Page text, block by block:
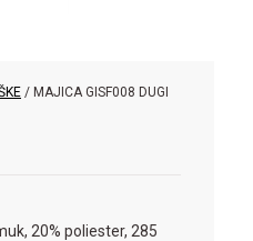
/ MAJICA GISF008 DUGI
20% poliester, 285